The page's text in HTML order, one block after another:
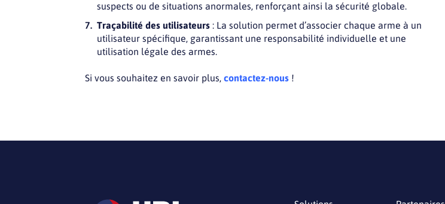
suspects ou de situations anormales, renforçant ainsi la sécurité globale.
Traçabilité des utilisateurs : La solution permet d’associer chaque arme à un
utilisateur spécifique, garantissant une responsabilité individuelle et une
utilisation légale des armes.
Si vous souhaitez en savoir plus, contactez-nous !